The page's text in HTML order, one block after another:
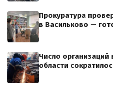
Прокуратура
в Васильково —
Число организаций
области